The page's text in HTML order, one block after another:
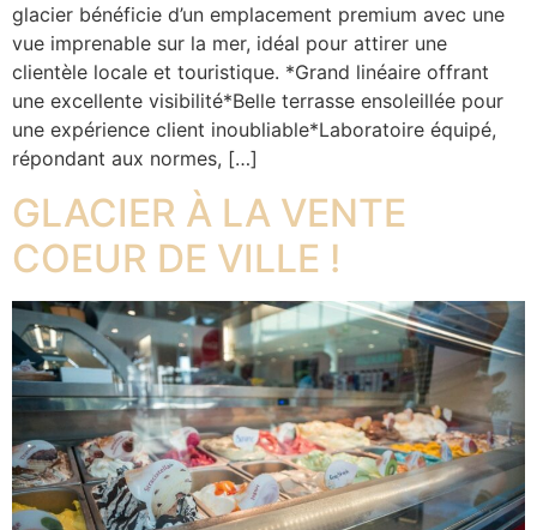
glacier bénéficie d’un emplacement premium avec une
vue imprenable sur la mer, idéal pour attirer une
clientèle locale et touristique. *Grand linéaire offrant
une excellente visibilité*Belle terrasse ensoleillée pour
une expérience client inoubliable*Laboratoire équipé,
répondant aux normes, […]
GLACIER À LA VENTE
COEUR DE VILLE !